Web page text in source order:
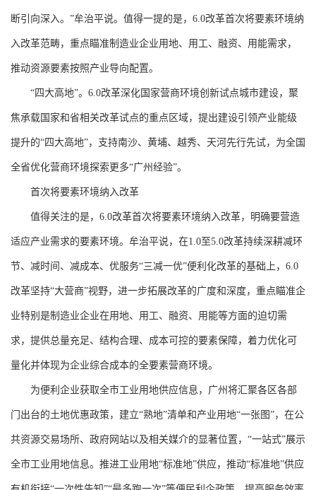
断引向深入。”牟治平说。值得一提的是，6.0改革首次将要素环境纳
入改革范畴，重点瞄准制造业企业用地、用工、融资、用能需求，
推动资源要素按照产业导向配置。
“四大高地”。6.0改革深化国家营商环境创新试点城市建设，聚
焦承载国家和省相关改革试点的重点区域，提出建设引领产业能级
提升的“四大高地”，支持南沙、黄埔、越秀、天河先行先试，为全国
全省优化营商环境探索更多“广州经验”。
首次将要素环境纳入改革
值得关注的是，6.0改革首次将要素环境纳入改革，明确要营造
适应产业需求的要素环境。牟治平说，在1.0至5.0改革持续深耕减环
节、减时间、减成本、优服务“三减一优”便利化改革的基础上，6.0
改革坚持“大营商”视野，进一步拓展改革的广度和深度，重点瞄准企
业特别是制造业企业在用地、用工、融资、用能等方面的迫切需
求，提供总量充足、结构合理、成本可控的要素保障，着力优化可
量化并体现为企业综合成本的全要素营商环境。
为便利企业获取全市工业用地供应信息，广州将汇聚各区各部
门出台的土地优惠政策，建立“熟地”清单和产业用地“一张图”，在公
共资源交易场所、政府网站以及相关媒介的显著位置，“一站式”展示
全市工业用地信息。推进工业用地“标准地”供应，推动“标准地”供应